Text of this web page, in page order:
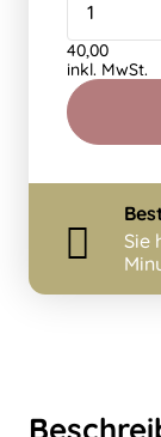
40,00
inkl. MwSt.
Sie